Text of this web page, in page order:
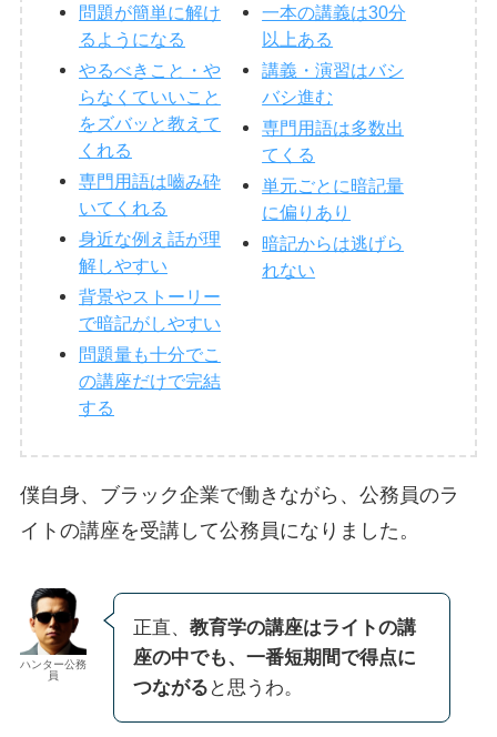
問題が簡単に解け
るようになる
やるべきこと・や
らなくていいこと
をズバッと教えて
くれる
専門用語は嚙み砕
いてくれる
身近な例え話が理
解しやすい
背景やストーリー
で暗記がしやすい
問題量も十分でこ
の講座だけで完結
する
一本の講義は30分
以上ある
講義・演習はバシ
バシ進む
専門用語は多数出
てくる
単元ごとに暗記量
に偏りあり
暗記からは逃げら
れない
僕自身、ブラック企業で働きながら、公務員のラ
イトの講座を受講して公務員になりました。
ハンター公務
員
正直、 教育学の講座はライトの講
座の中でも、一番短期間で得点に
つながる と思うわ。